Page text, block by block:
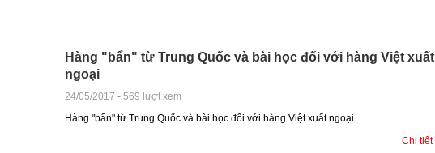
Hàng "bẩn" từ Trung Quốc và bài học đối với hàng Việt xuất
ngoại
24/05/2017 - 569 lượt xem
Hàng "bẩn" từ Trung Quốc và bài học đối với hàng Việt xuất ngoại
Chi tiết